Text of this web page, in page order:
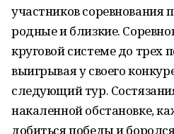
участников соревнования
родные и близкие.
круговой системе до трех
выигрывая у своего
следующий тур.
накаленной обстановке,
добиться победы и